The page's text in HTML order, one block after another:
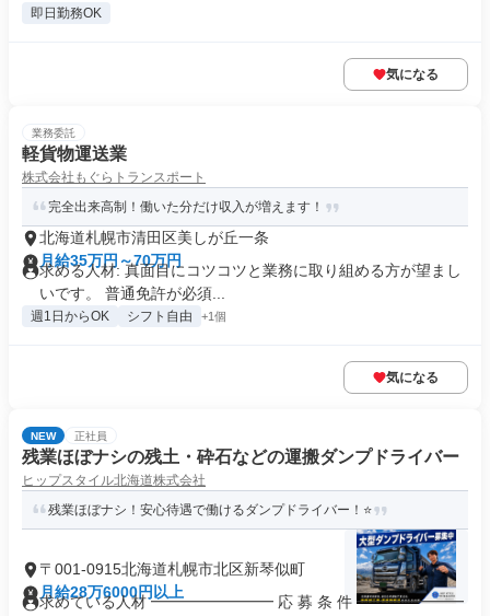
即日勤務OK
気になる
業務委託
軽貨物運送業
株式会社もぐらトランスポート
完全出来高制！働いた分だけ収入が増えます！
北海道札幌市清田区美しが丘一条
月給35万円～70万円
求める人材: 真面目にコツコツと業務に取り組める方が望まし
いです。 普通免許が必須...
週1日からOK シフト自由 +1個
気になる
NEW 正社員
残業ほぼナシの残土・砕石などの運搬ダンプドライバー
ヒップスタイル北海道株式会社
残業ほぼナシ！安心待遇で働けるダンプドライバー！⭐
〒001-0915北海道札幌市北区新琴似町
月給28万6000円以上
求めている人材 ━━━━━━━━ 応 募 条 件 ━━━━━━━